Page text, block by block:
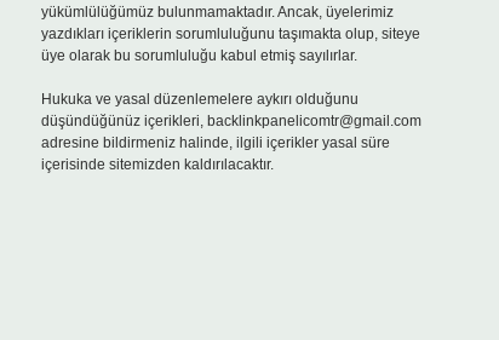
yükümlülüğümüz bulunmamaktadır. Ancak, üyelerimiz
yazdıkları içeriklerin sorumluluğunu taşımakta olup, siteye
üye olarak bu sorumluluğu kabul etmiş sayılırlar.
Hukuka ve yasal düzenlemelere aykırı olduğunu
düşündüğünüz içerikleri, backlinkpanelicomtr@gmail.com
adresine bildirmeniz halinde, ilgili içerikler yasal süre
içerisinde sitemizden kaldırılacaktır.